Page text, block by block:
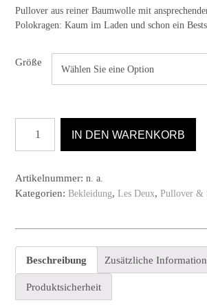
Pullover aus reiner Baumwolle mit
Polokragen: Kaum im Laden und schon ein
Größe
von
Deux
in
Menge
IN DEN WARENKORB
Artikelnummer: n. a.
Kategorien: Bekleidung, Les Deux, Pullover &
Beschreibung Zusätzliche Information
Produktsicherheit